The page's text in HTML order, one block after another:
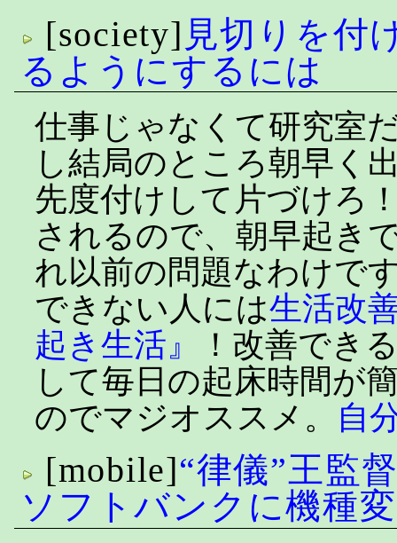
[society] 見切りを付
るようにするには
仕事じゃなくて研究室
し結局のところ朝早く
先度付けして片づけろ
されるので、朝早起き
れ以前の問題なわけで
できない人には生活改
起き生活』
！改善でき
して毎日の起床時間が
のでマジオススメ。
自
[mobile]“律儀”王監
ソフトバンクに機種変